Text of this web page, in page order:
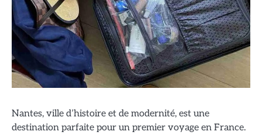
Nantes, ville d’histoire et de modernité, est une
destination parfaite pour un premier voyage en France.